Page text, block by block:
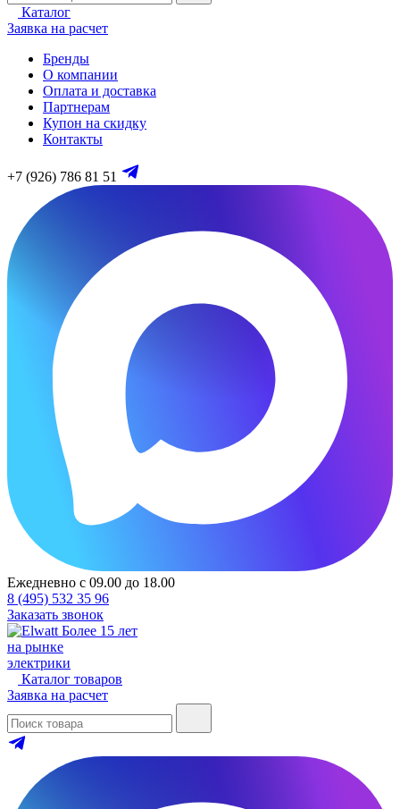
Каталог
Заявка на расчет
Бренды
О компании
Оплата и доставка
Партнерам
Купон на скидку
Контакты
+7 (926) 786 81 51
Ежедневно с 09.00 до 18.00
8 (495) 532 35 96
Заказать звонок
Более 15 лет
на рынке
электрики
Каталог товаров
Заявка на расчет